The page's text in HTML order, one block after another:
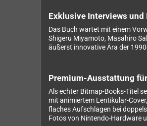
Exklusive Interviews
Das Buch wartet mit einem
Shigeru Miyamoto, Masahiro
äußerst innovative Ära der
Premium-Ausstattung für
Als echter Bitmap-Books-Titel
mit animiertem Lentikular-
flaches Aufschlagen bei
Fotos von Nintendo-Hardware